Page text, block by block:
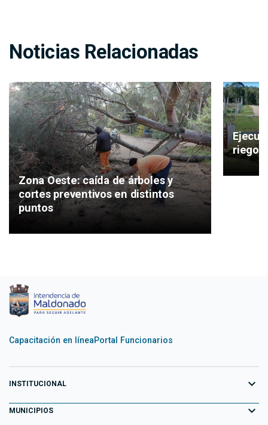
Noticias Relacionadas
Zona Oeste: caída de árboles y
cortes preventivos en distintos
puntos
riego
Capacitación en líneaPortal Funcionarios
INSTITUCIONAL expand_more
Equipo de Gobierno
MUNICIPIOS expand_more